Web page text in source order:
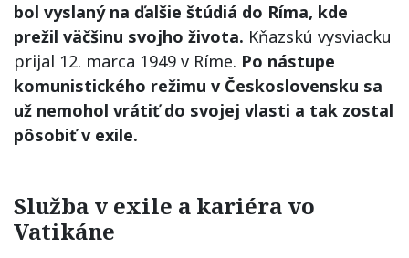
bol vyslaný na ďalšie štúdiá do Ríma, kde
prežil väčšinu svojho života. Kňazskú vysviacku
prijal 12. marca 1949 v Ríme. Po nástupe
komunistického režimu v Československu sa
už nemohol vrátiť do svojej vlasti a tak zostal
pôsobiť v exile.
Služba v exile a kariéra vo
Vatikáne